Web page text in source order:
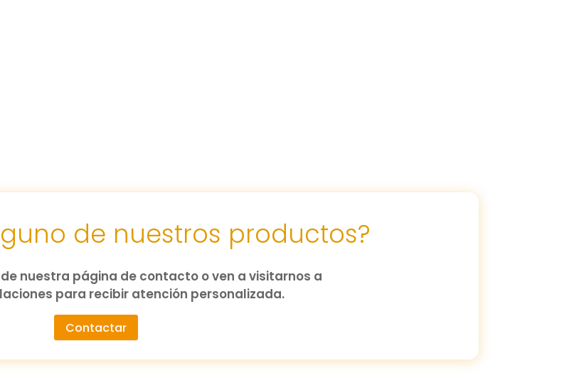
de nuestros productos?
nuestra página de contacto o ven a visitarnos a
para recibir atención personalizada.
Contactar